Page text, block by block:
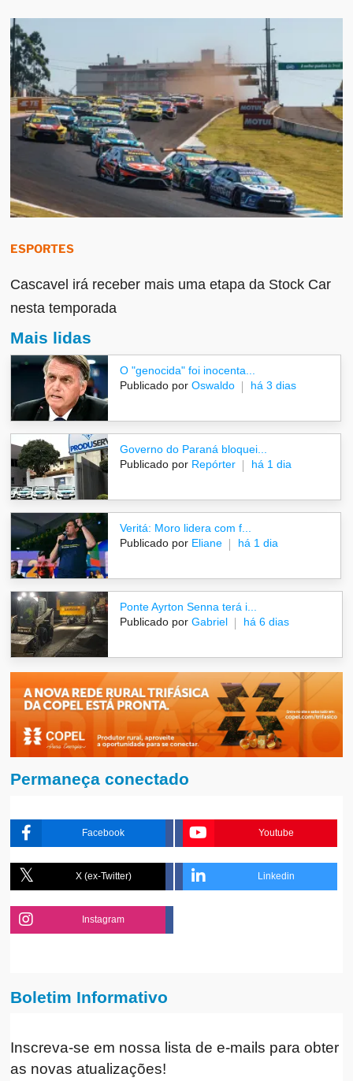
ESPORTES
Cascavel irá receber mais uma etapa da Stock Car
nesta temporada
Mais lidas
O "genocida" foi inocenta...
Publicado por Oswaldo há 3 dias
Governo do Paraná bloquei...
Publicado por Repórter há 1 dia
Veritá: Moro lidera com f...
Publicado por Eliane há 1 dia
Ponte Ayrton Senna terá i...
Publicado por Gabriel há 6 dias
Permaneça conectado
Facebook Youtube
X (ex-Twitter) Linkedin
Instagram
Boletim Informativo
Inscreva-se em nossa lista de e-mails para obter
as novas atualizações!